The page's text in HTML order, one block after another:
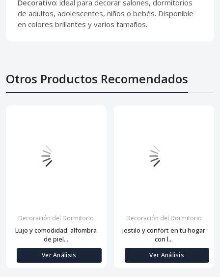
Decorativo: ideal para decorar salones, dormitorios
de adultos, adolescentes, niños o bebés. Disponible
en colores brillantes y varios tamaños.
Otros Productos Recomendados
Decoración del Dormitorio
Lujo y comodidad: alfombra
de piel...
Ver Análisis
Decoración del Dormitorio
¡estilo y confort en tu hogar
con l...
Ver Análisis